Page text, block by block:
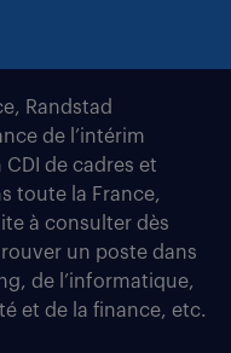
Randstad
de l’intérim
de cadres et
toute la France,
à consulter dès
un poste dans
de l’informatique,
et de la finance, etc.